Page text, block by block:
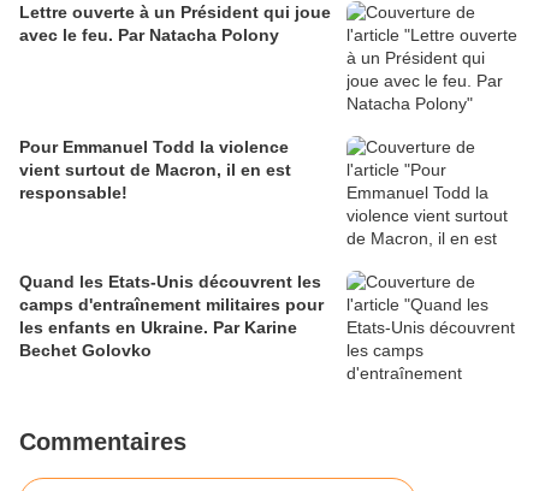
Lettre ouverte à un Président qui joue
avec le feu. Par Natacha Polony
Pour Emmanuel Todd la violence
vient surtout de Macron, il en est
responsable!
Quand les Etats-Unis découvrent les
camps d'entraînement militaires pour
les enfants en Ukraine. Par Karine
Bechet Golovko
Commentaires